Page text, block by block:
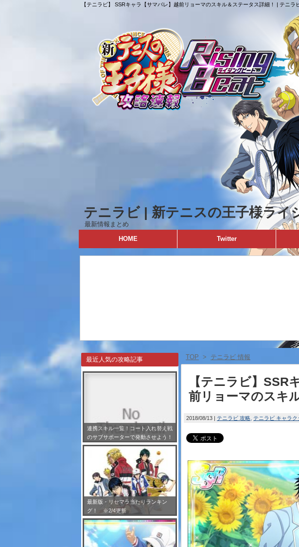
【テニラビ】 SSRキャラ【サマバレ】越前リョーマのスキル＆ステータス詳細！ | テニ
テニラビ | 新テニスの王子様ライ
最新情報まとめ
HOME
Twitter
最近人気の攻略記事
連携スキル一覧！コート入れ替え戦
のサブサポーターで発動させよう！
※7/24更新
最新版・リセマラ当たりランキン
グ！ ※2/4更新
TOP > テニラビ 情報
【テニラビ】SSR
前リョーマのスキ
2018/08/13 テニラビ 攻略 テニラビ キャラク